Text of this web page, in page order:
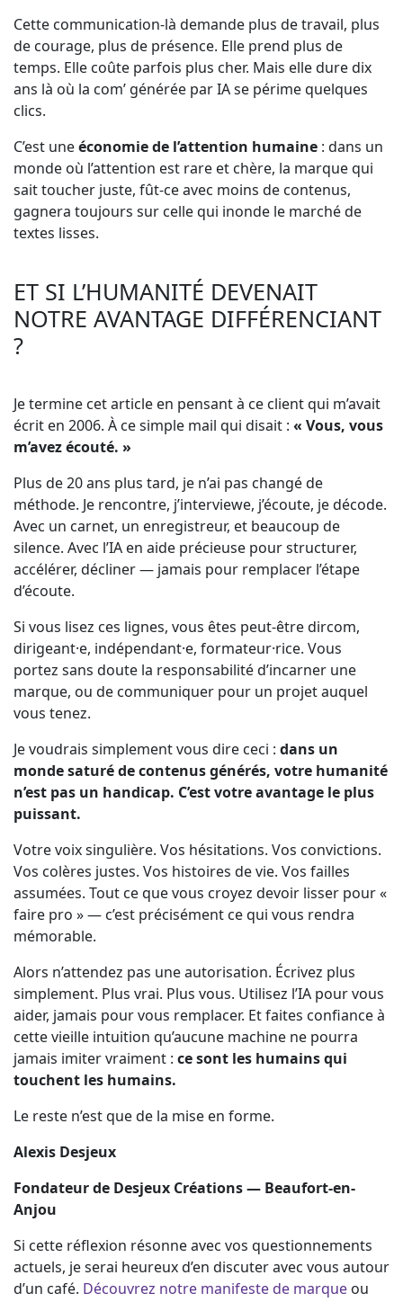
Cette communication-là demande plus de travail, plus
de courage, plus de présence. Elle prend plus de
temps. Elle coûte parfois plus cher. Mais elle dure dix
ans là où la com’ générée par IA se périme quelques
clics.
C’est uneéconomie de l’attention humaine : dans un
monde où l’attention est rare et chère, la marque qui
sait toucher juste, fût-ce avec moins de contenus,
gagnera toujours sur celle qui inonde le marché de
textes lisses.
ET SI L’HUMANITÉ DEVENAIT
NOTRE AVANTAGE DIFFÉRENCIANT
?
Je termine cet article en pensant à ce client qui m’avait
écrit en 2006. À ce simple mail qui disait : « Vous, vous
m’avez écouté. »
Plus de 20 ans plus tard, je n’ai pas changé de
méthode. Je rencontre, j’interviewe, j’écoute, je décode.
Avec un carnet, un enregistreur, et beaucoup de
silence. Avec l’IA en aide précieuse pour structurer,
accélérer, décliner — jamais pour remplacer l’étape
d’écoute.
Si vous lisez ces lignes, vous êtes peut-être dircom,
dirigeant·e, indépendant·e, formateur·rice. Vous
portez sans doute la responsabilité d’incarner une
marque, ou de communiquer pour un projet auquel
vous tenez.
Je voudrais simplement vous dire ceci : dans un
monde saturé de contenus générés, votre humanité
n’est pas un handicap. C’est votre avantage le plus
puissant.
Votre voix singulière. Vos hésitations. Vos convictions.
Vos colères justes. Vos histoires de vie. Vos failles
assumées. Tout ce que vous croyez devoir lisser pour «
faire pro » — c’est précisément ce qui vous rendra
mémorable.
Alors n’attendez pas une autorisation. Écrivez plus
simplement. Plus vrai. Plus vous. Utilisez l’IA pour vous
aider, jamais pour vous remplacer. Et faites confiance à
cette vieille intuition qu’aucune machine ne pourra
jamais imiter vraiment : ce sont les humains qui
touchent les humains.
Le reste n’est que de la mise en forme.
Alexis Desjeux
Fondateur de Desjeux Créations — Beaufort-en-
Anjou
Si cette réflexion résonne avec vos questionnements
actuels, je serai heureux d’en discuter avec vous autour
d’un café. Découvrez notre manifeste de marque ou